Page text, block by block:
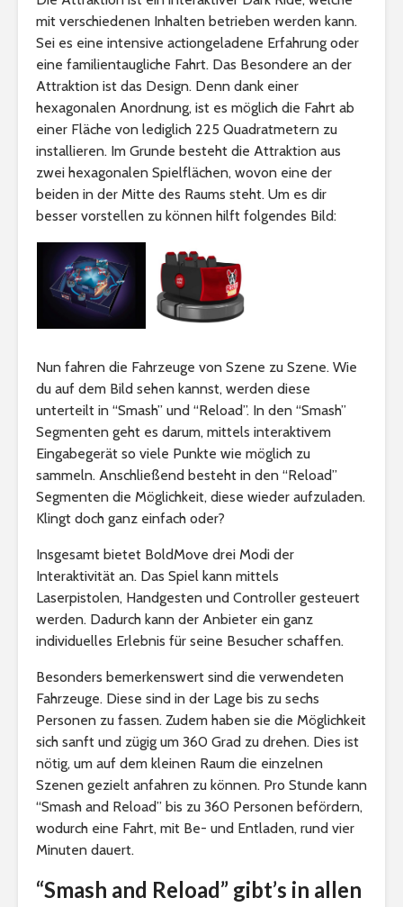
mit verschiedenen Inhalten betrieben werden kann.
Sei es eine intensive actiongeladene Erfahrung oder
eine familientaugliche Fahrt. Das Besondere an der
Attraktion ist das Design. Denn dank einer
hexagonalen Anordnung, ist es möglich die Fahrt ab
einer Fläche von lediglich 225 Quadratmetern zu
installieren. Im Grunde besteht die Attraktion aus
zwei hexagonalen Spielflächen, wovon eine der
beiden in der Mitte des Raums steht. Um es dir
besser vorstellen zu können hilft folgendes Bild:
Nun fahren die Fahrzeuge von Szene zu Szene. Wie
du auf dem Bild sehen kannst, werden diese
unterteilt in “Smash” und “Reload”. In den “Smash”
Segmenten geht es darum, mittels interaktivem
Eingabegerät so viele Punkte wie möglich zu
sammeln. Anschließend besteht in den “Reload”
Segmenten die Möglichkeit, diese wieder aufzuladen.
Klingt doch ganz einfach oder?
Insgesamt bietet BoldMove drei Modi der
Interaktivität an. Das Spiel kann mittels
Laserpistolen, Handgesten und Controller gesteuert
werden. Dadurch kann der Anbieter ein ganz
individuelles Erlebnis für seine Besucher schaffen.
Besonders bemerkenswert sind die verwendeten
Fahrzeuge. Diese sind in der Lage bis zu sechs
Personen zu fassen. Zudem haben sie die Möglichkeit
sich sanft und zügig um 360 Grad zu drehen. Dies ist
nötig, um auf dem kleinen Raum die einzelnen
Szenen gezielt anfahren zu können. Pro Stunde kann
“Smash and Reload” bis zu 360 Personen befördern,
wodurch eine Fahrt, mit Be- und Entladen, rund vier
Minuten dauert.
“Smash and Reload” gibt’s in allen